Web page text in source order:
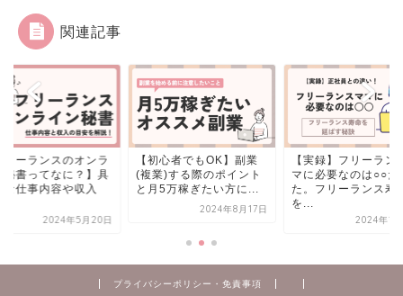
関連記事
リーランスのオンラ
秘書ってなに？】具
な仕事内容や収入
2024年5月20日
【初心者でもOK】副業
(複業)する際のポイント
と月5万稼ぎたい方に...
2024年8月17日
【実録】フリーラン
マに必要なのは○○だ
た。フリーランス寿
を...
2024年10
プライバシーポリシー・免責事項